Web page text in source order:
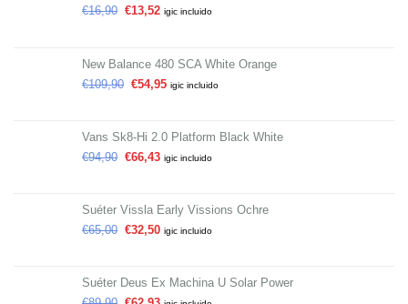
€16,90 €13,52 igic incluido
New Balance 480 SCA White Orange
€109,90 €54,95 igic incluido
Vans Sk8-Hi 2.0 Platform Black White
€94,90 €66,43 igic incluido
Suéter Vissla Early Vissions Ochre
€65,00 €32,50 igic incluido
Suéter Deus Ex Machina U Solar Power